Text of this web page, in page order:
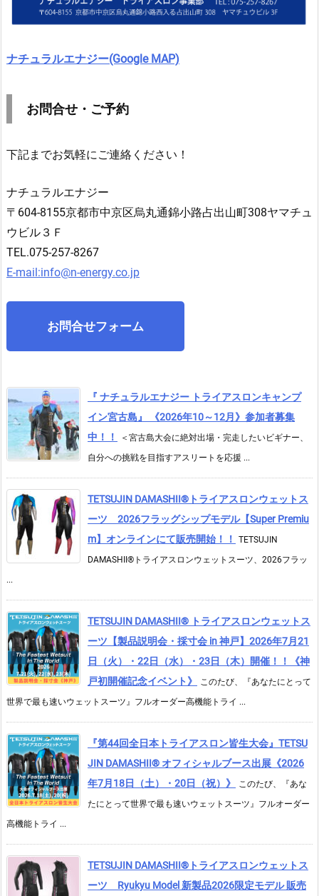
ナチュラルエナジー(Google MAP)
お問合せ・ご予約
下記までお気軽にご連絡ください！
ナチュラルエナジー
〒604-8155京都市中京区烏丸通錦小路占出山町308ヤマチュ
ウビル３Ｆ
TEL.075-257-8267
E-mail:info@n-energy.co.jp
お問合せフォーム
『 ナチュラルエナジー トライアスロンキャンプ
イン宮古島』 《2026年10～12月》参加者募集
中！！
＜宮古島大会に絶対出場・完走したいビギナー、
自分への挑戦を目指すアスリートを応援 ...
TETSUJIN DAMASHII®︎トライアスロンウェットス
ーツ 2026フラッグシップモデル【Super Premiu
m】オンラインにて販売開始！！
TETSUJIN
DAMASHII®トライアスロンウェットスーツ、2026フラッ
...
TETSUJIN DAMASHII® トライアスロンウェットス
ーツ【製品説明会・採寸会 in 神戸】2026年7月21
日（火）・22日（水）・23日（木）開催！！《神
戸初開催記念イベント》
このたび、『あなたにとって
世界で最も速いウェットスーツ』フルオーダー高機能トライ ...
『第44回全日本トライアスロン皆生大会』TETSU
JIN DAMASHII® オフィシャルブース出展《2026
年7月18日（土）・20日（祝）》
このたび、『あな
たにとって世界で最も速いウェットスーツ』フルオーダー
高機能トライ ...
TETSUJIN DAMASHII®︎トライアスロンウェットス
ーツ Ryukyu Model 新製品2026限定モデル 販売